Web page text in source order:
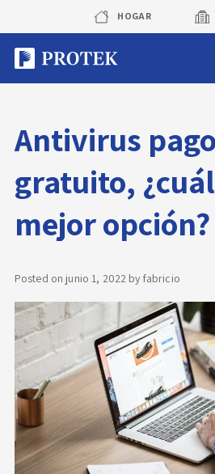
content
HOGAR
Sistema de
Rastreo
Protek
Corredora de
Sobre Protek
Trabaja con
Novedades
Faq
Antivirus
gratuito,
mejor opción?
Posted onjunio 1, 2022 by fabricio